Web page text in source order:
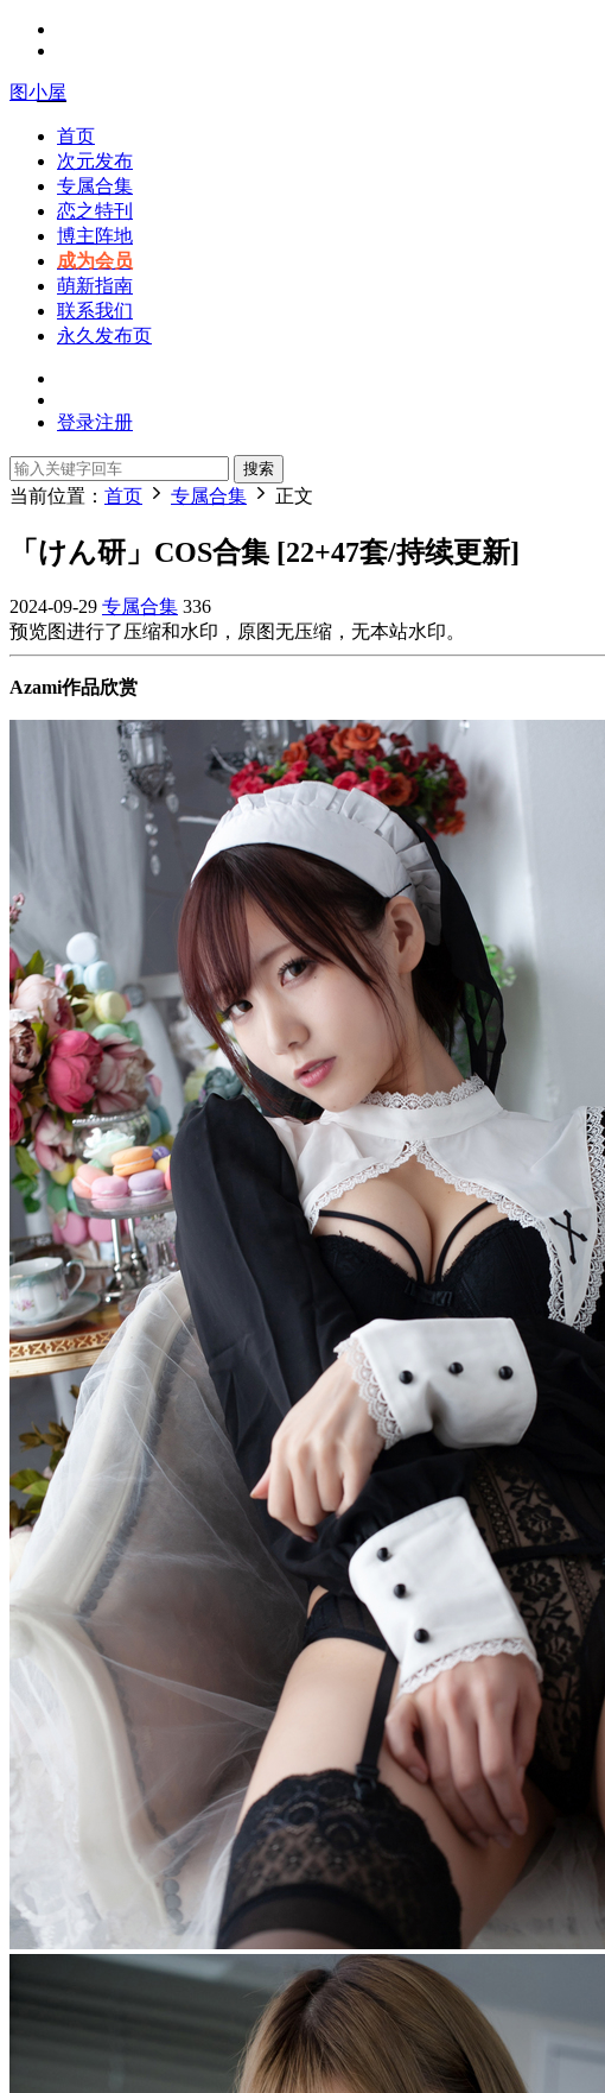
图小屋
首页
次元发布
专属合集
恋之特刊
博主阵地
成为会员
萌新指南
联系我们
永久发布页
登录注册
搜索
当前位置： 首页 专属合集 正文
「けん研」COS合集 [22+47套/持续更新]
2024-09-29 专属合集 336
预览图进行了压缩和水印，原图无压缩，无本站水印。
Azami作品欣赏